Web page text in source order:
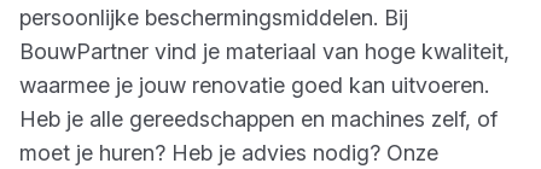
persoonlijke beschermingsmiddelen. Bij
BouwPartner vind je materiaal van hoge kwaliteit,
waarmee je jouw renovatie goed kan uitvoeren.
Heb je alle gereedschappen en machines zelf, of
moet je huren? Heb je advies nodig? Onze